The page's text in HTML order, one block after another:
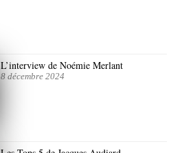
L’interview de Noémie Merlant
8 décembre 2024